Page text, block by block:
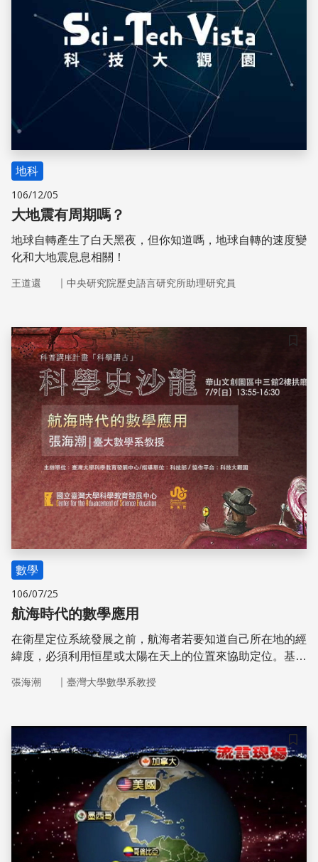
地科
106/12/05
大地震有周期嗎？
地球自轉產生了白天黑夜，但你知道嗎，地球自轉的速度變
化和大地震息息相關！
王道還 ｜ 中央研究院歷史語言研究所助理研究員
儲存
數學
106/07/25
航海時代的數學應用
在衛星定位系統發展之前，航海者若要知道自己所在地的經
緯度，必須利用恒星或太陽在天上的位置來協助定位。基本
之轉成一個單位向量，再利用向量的内積外積求得相關的夾
及從格林威治觀測的星圖。
張海潮 ｜ 臺灣大學數學系教授
儲存